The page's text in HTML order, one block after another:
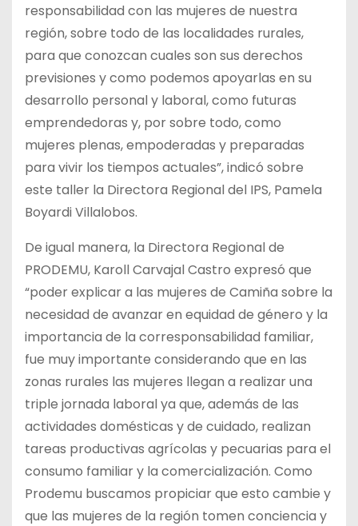
responsabilidad con las mujeres de nuestra
región, sobre todo de las localidades rurales,
para que conozcan cuales son sus derechos
previsiones y como podemos apoyarlas en su
desarrollo personal y laboral, como futuras
emprendedoras y, por sobre todo, como
mujeres plenas, empoderadas y preparadas
para vivir los tiempos actuales”, indicó sobre
este taller la Directora Regional del IPS, Pamela
Boyardi Villalobos.
De igual manera, la Directora Regional de
PRODEMU, Karoll Carvajal Castro expresó que
“poder explicar a las mujeres de Camiña sobre la
necesidad de avanzar en equidad de género y la
importancia de la corresponsabilidad familiar,
fue muy importante considerando que en las
zonas rurales las mujeres llegan a realizar una
triple jornada laboral ya que, además de las
actividades domésticas y de cuidado, realizan
tareas productivas agrícolas y pecuarias para el
consumo familiar y la comercialización. Como
Prodemu buscamos propiciar que esto cambie y
que las mujeres de la región tomen conciencia y